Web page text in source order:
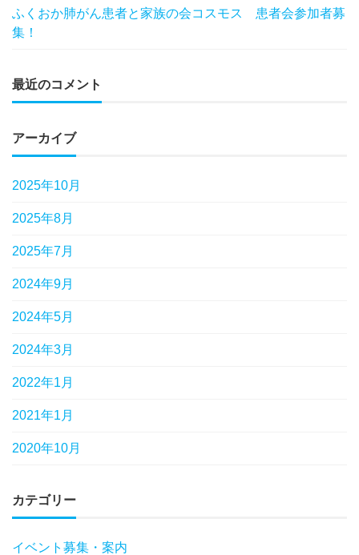
ふくおか肺がん患者と家族の会コスモス 患者会参加者募
集！
最近のコメント
アーカイブ
2025年10月
2025年8月
2025年7月
2024年9月
2024年5月
2024年3月
2022年1月
2021年1月
2020年10月
カテゴリー
イベント募集・案内